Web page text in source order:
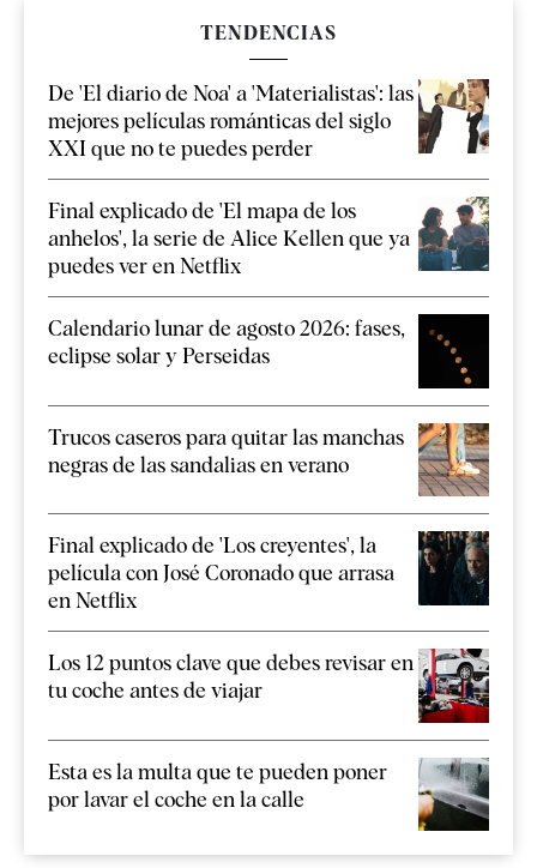
TENDENCIAS
De 'El diario de Noa' a 'Materialistas': las
mejores películas románticas del siglo
XXI que no te puedes perder
Final explicado de 'El mapa de los
anhelos', la serie de Alice Kellen que ya
puedes ver en Netflix
Calendario lunar de agosto 2026: fases,
eclipse solar y Perseidas
Trucos caseros para quitar las manchas
negras de las sandalias en verano
Final explicado de 'Los creyentes', la
película con José Coronado que arrasa
en Netflix
Los 12 puntos clave que debes revisar en
tu coche antes de viajar
Esta es la multa que te pueden poner
por lavar el coche en la calle